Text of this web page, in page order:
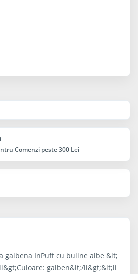
Comenzi peste 300 Lei
galbena InPuff cu buline albe &lt;
galben&lt;/li&gt;&lt;li